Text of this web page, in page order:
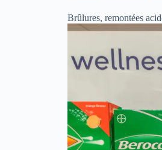
Brûlures, remontées